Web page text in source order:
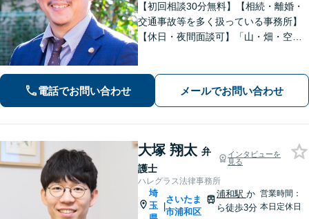
【初回相談30分無料】【相続・離婚・
交通事故等を多く扱っている事務所】
【休日・夜間面談可】「山・畑・空き
電話でお問い合わせ メールでお問い合わせ
大塚 翔太 弁
護士
インタビューを
見る
ハレグラス法律事務所
埼
玉 |
さいたま
市浦和区
浦和駅 か
ら徒歩3分
営業時間：
本日定休日